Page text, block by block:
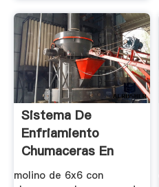
Sistema De
Enfriamiento
Chumaceras En
Trituradoras
molino de 6x6 con